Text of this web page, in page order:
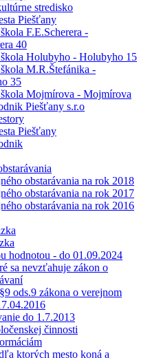
stredisko
Piešťany
F.E.Scherera -
40
Holubyho - Holubyho 15
M.R.Štefánika -
35
Mojmírova - Mojmírova
Piešťany s.r.o
Piešťany
obstarávania na rok 2018
obstarávania na rok 2017
obstarávania na rok 2016
hodnotou - do 01.09.2024
sa nevzťahuje zákon o
ods.9 zákona o verejnom
do 1.7.2013
činnosti
ktorých mesto koná a